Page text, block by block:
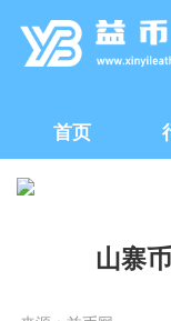
首页
山寨